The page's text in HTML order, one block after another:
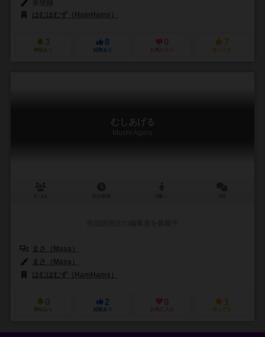
はむはむず（HamHams）
3
興味あり
8
経験あり
0
お気に入り
7
持ってる
むしあげる
Mushi Ageru
まさ（Masa）
まさ（Masa）
はむはむず（HamHams）
0
興味あり
2
経験あり
0
お気に入り
1
持ってる